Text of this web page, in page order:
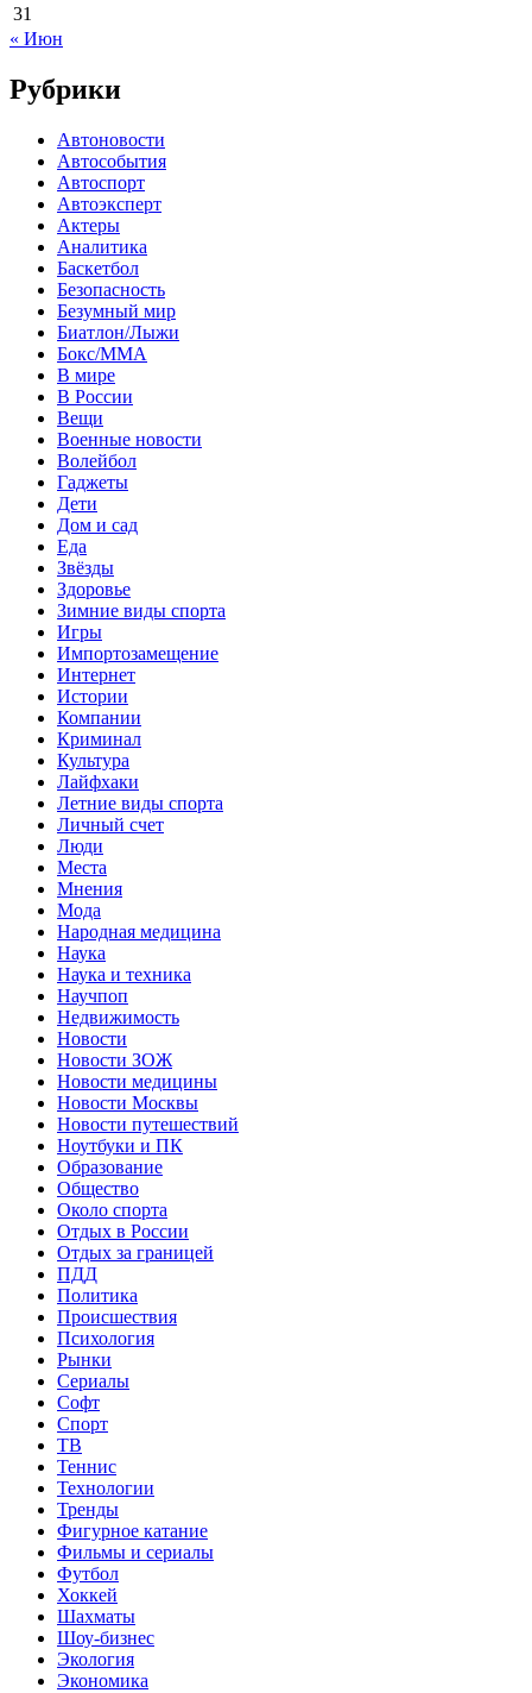
31
« Июн
Рубрики
Автоновости
Автособытия
Автоспорт
Автоэксперт
Актеры
Аналитика
Баскетбол
Безопасность
Безумный мир
Биатлон/Лыжи
Бокс/MMA
В мире
В России
Вещи
Военные новости
Волейбол
Гаджеты
Дети
Дом и сад
Еда
Звёзды
Здоровье
Зимние виды спорта
Игры
Импортозамещение
Интернет
Истории
Компании
Криминал
Культура
Лайфхаки
Летние виды спорта
Личный счет
Люди
Места
Мнения
Мода
Народная медицина
Наука
Наука и техника
Научпоп
Недвижимость
Новости
Новости ЗОЖ
Новости медицины
Новости Москвы
Новости путешествий
Ноутбуки и ПК
Образование
Общество
Около спорта
Отдых в России
Отдых за границей
ПДД
Политика
Происшествия
Психология
Рынки
Сериалы
Софт
Спорт
ТВ
Теннис
Технологии
Тренды
Фигурное катание
Фильмы и сериалы
Футбол
Хоккей
Шахматы
Шоу-бизнес
Экология
Экономика